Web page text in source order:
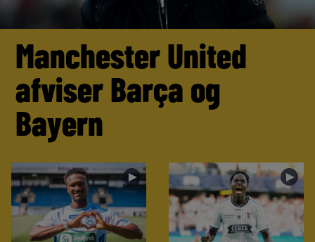
Manchester United
afviser Barça og
Bayern
► ►